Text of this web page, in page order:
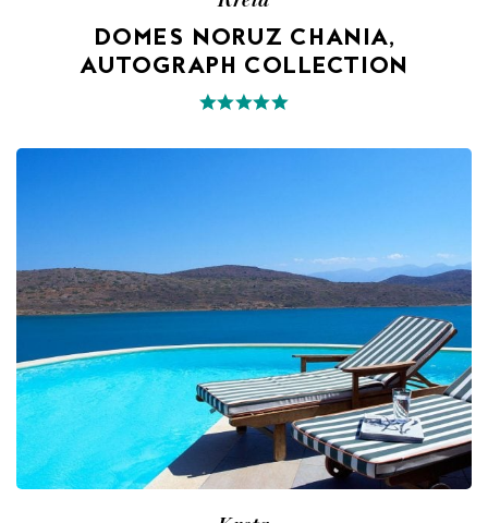
DOMES NORUZ CHANIA,
AUTOGRAPH COLLECTION